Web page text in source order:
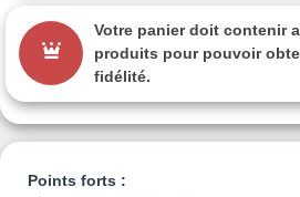
Points forts :
Votre panier doit contenir
produits pour pouvoir
fidélité.